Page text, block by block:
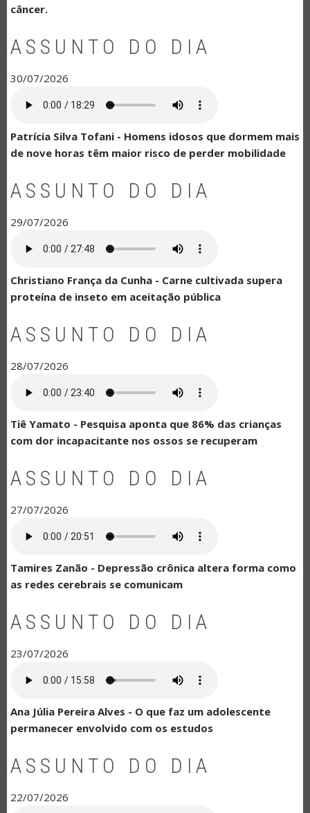
câncer.
ASSUNTO DO DIA
30/07/2026
Patrícia Silva Tofani - Homens idosos que dormem mais
de nove horas têm maior risco de perder mobilidade
ASSUNTO DO DIA
29/07/2026
Christiano França da Cunha - Carne cultivada supera
proteína de inseto em aceitação pública
ASSUNTO DO DIA
28/07/2026
Tiê Yamato - Pesquisa aponta que 86% das crianças
com dor incapacitante nos ossos se recuperam
ASSUNTO DO DIA
27/07/2026
Tamires Zanão - Depressão crônica altera forma como
as redes cerebrais se comunicam
ASSUNTO DO DIA
23/07/2026
Ana Júlia Pereira Alves - O que faz um adolescente
permanecer envolvido com os estudos
ASSUNTO DO DIA
22/07/2026